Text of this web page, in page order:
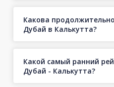
Какова
Дубай в Калькутта?
Какой самый ранний
Дубай - Калькутта?